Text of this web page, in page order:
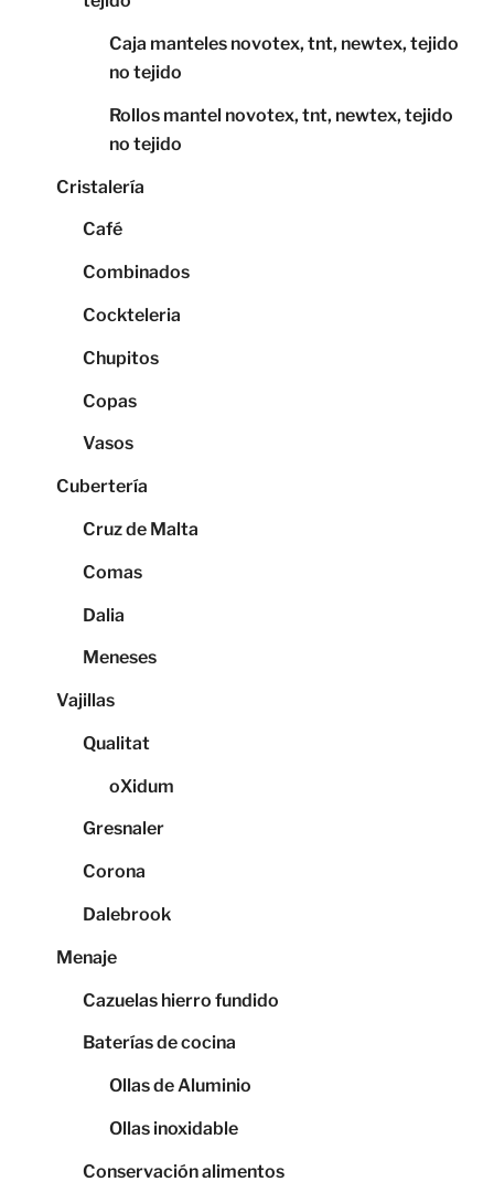
Caja manteles novotex, tnt, newtex, tejido
no tejido
Rollos mantel novotex, tnt, newtex, tejido
no tejido
Cristalería
Café
Combinados
Cockteleria
Chupitos
Copas
Vasos
Cubertería
Cruz de Malta
Comas
Dalia
Meneses
Vajillas
Qualitat
oXidum
Gresnaler
Corona
Dalebrook
Menaje
Cazuelas hierro fundido
Baterías de cocina
Ollas de Aluminio
Ollas inoxidable
Conservación alimentos